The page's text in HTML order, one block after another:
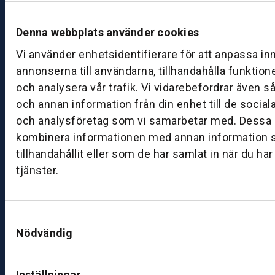
Denna webbplats använder cookies
Vi använder enhetsidentifierare för att anpassa
annonserna till användarna, tillhandahålla
och analysera vår trafik. Vi vidarebefordrar även
och annan information från din enhet till de
och analysföretag som vi samarbetar med. Dessa
kombinera informationen med annan information
tillhandahållit eller som de har samlat in när du
tjänster.
Nödvändig
d
ån
d
g
–
fr
e
d
a
g:
–